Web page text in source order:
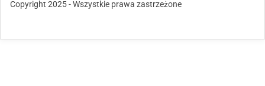
Copyright 2025 - Wszystkie prawa zastrzeżone